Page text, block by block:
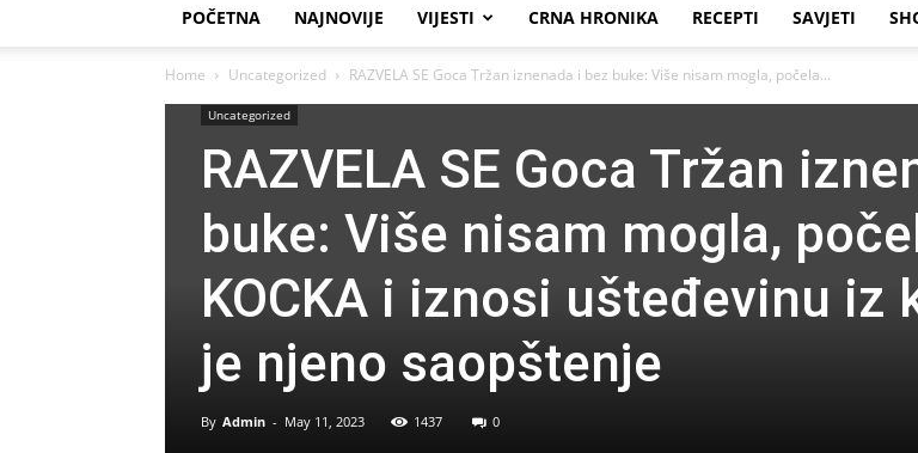
POČETNA NAJNOVIJE VIJESTI CRNA HRONIKA RECEPTI SAVJETI
Home Uncategorized RAZVELA SE Goca Tržan iznenada i bez buke: Više nisam mogla, počela...
Uncategorized
RAZVELA SE Goca Tržan
buke: Više nisam mogla,
KOCKA i iznosi ušteđevinu iz
je njeno saopštenje
By Admin - May 11, 2023 1437 0